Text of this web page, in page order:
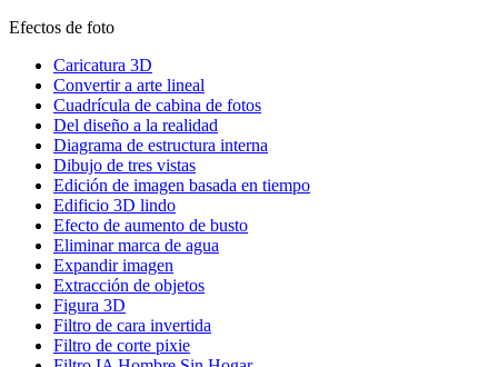
Efectos de foto
Caricatura 3D
Convertir a arte lineal
Cuadrícula de cabina de fotos
Del diseño a la realidad
Diagrama de estructura interna
Dibujo de tres vistas
Edición de imagen basada en tiempo
Edificio 3D lindo
Efecto de aumento de busto
Eliminar marca de agua
Expandir imagen
Extracción de objetos
Figura 3D
Filtro de cara invertida
Filtro de corte pixie